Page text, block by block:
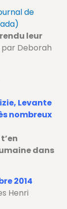
de
leur
par Deborah
Levante
nombreux
dans
2014
Henri